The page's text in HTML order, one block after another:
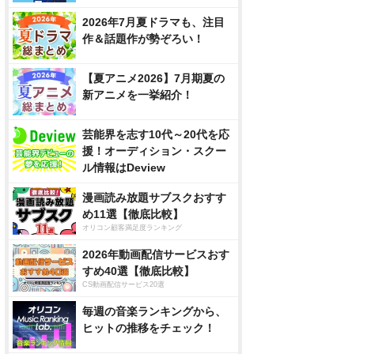
2026年7月夏ドラマも、注目
作＆話題作が勢ぞろい！
【夏アニメ2026】7月期夏の
新アニメを一挙紹介！
芸能界を志す10代～20代を応
援！オーディション・スクー
ル情報はDeview
漫画読み放題サブスクおすす
め11選【徹底比較】
オリコン顧客満足度ランキング
2026年動画配信サービスおす
すめ40選【徹底比較】
CS動画配信サービス20選
毎週の音楽ランキングから、
ヒットの推移をチェック！